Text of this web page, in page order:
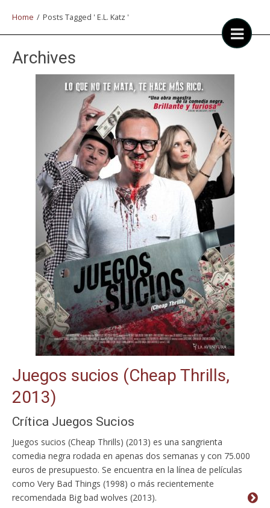
Home / Posts Tagged ' E.L. Katz '
Archives
Juegos sucios (Cheap Thrills,
2013)
Crítica Juegos Sucios
Juegos sucios (Cheap Thrills) (2013) es una sangrienta
comedia negra rodada en apenas dos semanas y con 75.000
euros de presupuesto. Se encuentra en la línea de películas
como Very Bad Things (1998) o más recientemente
recomendada Big bad wolves (2013).